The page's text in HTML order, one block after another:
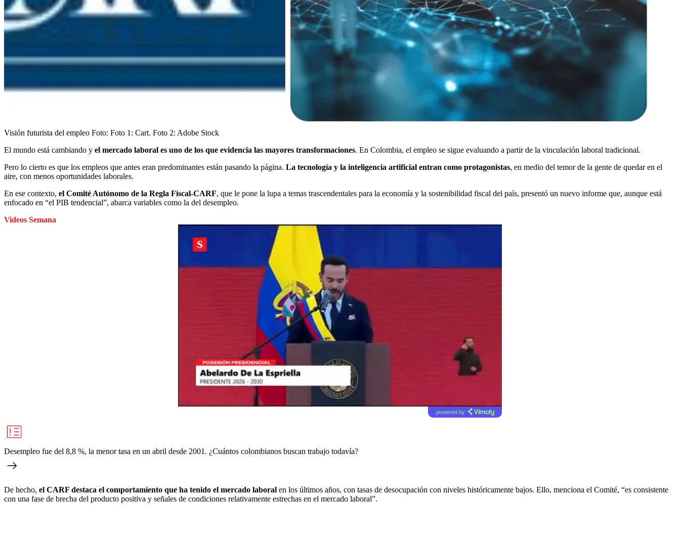
Visión futurista del empleo Foto: Foto 1: Cart. Foto 2: Adobe Stock
El mundo está cambiando y el mercado laboral es uno de los que evidencia las mayores transformaciones. En Colombia, el empleo se sigue evaluando a partir de la vinculación laboral tradicional.
Pero lo cierto es que los empleos que antes eran predominantes están pasando la página. La tecnología y la inteligencia artificial entran como protagonistas, en medio del temor de la gente de quedar en el
aire, con menos oportunidades laborales.
En ese contexto, el Comité Autónomo de la Regla Fiscal-CARF, que le pone la lupa a temas trascendentales para la economía y la sostenibilidad fiscal del país, presentó un nuevo informe que, aunque está
enfocado en “el PIB tendencial”, abarca variables como la del desempleo.
Videos Semana
powered by
Desempleo fue del 8,8 %, la menor tasa en un abril desde 2001. ¿Cuántos colombianos buscan trabajo todavía?
De hecho, el CARF destaca el comportamiento que ha tenido el mercado laboral en los últimos años, con tasas de desocupación con niveles históricamente bajos. Ello, menciona el Comité, “es consistente
con una fase de brecha del producto positiva y señales de condiciones relativamente estrechas en el mercado laboral”.